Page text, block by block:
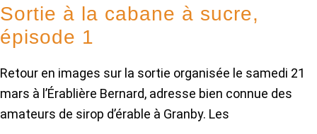
Sortie à la cabane à sucre,
épisode 1
Retour en images sur la sortie organisée le samedi 21
mars à l’Érablière Bernard, adresse bien connue des
amateurs de sirop d’érable à Granby. Les